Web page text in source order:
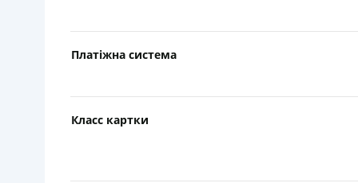
Платіжна система
Класс картки